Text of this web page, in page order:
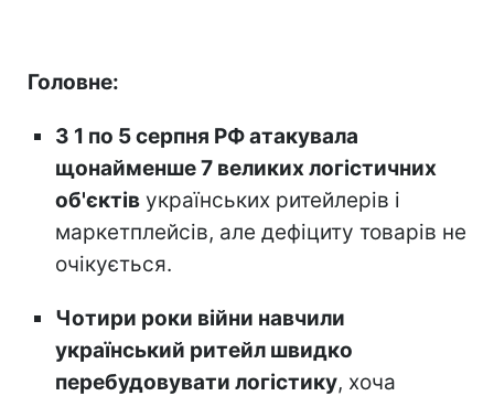
Головне:
З 1 по 5 серпня РФ атакувала
щонайменше 7 великих логістичних
об'єктів українських ритейлерів і
маркетплейсів, але дефіциту товарів не
очікується.
Чотири роки війни навчили
український ритейл швидко
перебудовувати логістику, хоча